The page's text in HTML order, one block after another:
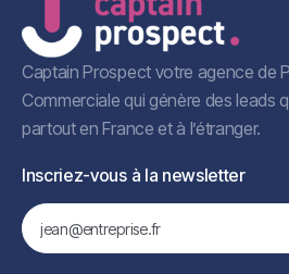
Captain Prospect votre agence de
Commerciale qui génère des leads
partout en France et à l’étranger.
Inscriez-vous à la newsletter